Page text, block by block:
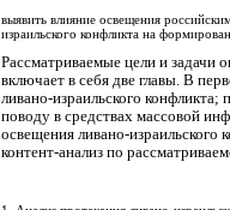
выявить влияние освещения
израильского конфликта на
Рассматриваемые цели и задачи
включает в себя две главы. В
ливано-израильского
поводу в средствах массовой
освещения ливано-израильского
контент-анализ по